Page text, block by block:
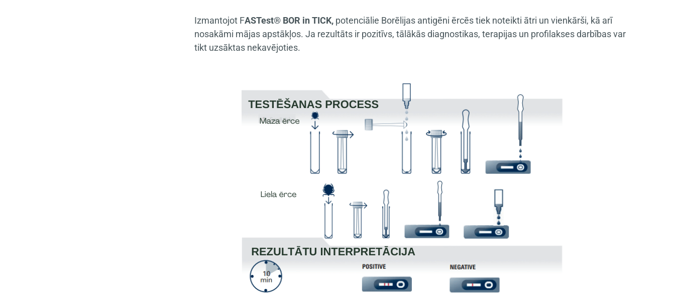
Izmantojot FASTest® BOR in TICK, potenciālie Borēlijas antigēni ērcēs tiek noteikti ātri un vienkārši, kā arī
nosakāmi mājas apstākļos. Ja rezultāts ir pozitīvs, tālākās diagnostikas, terapijas un profilakses darbības var
tikt uzsāktas nekavējoties.